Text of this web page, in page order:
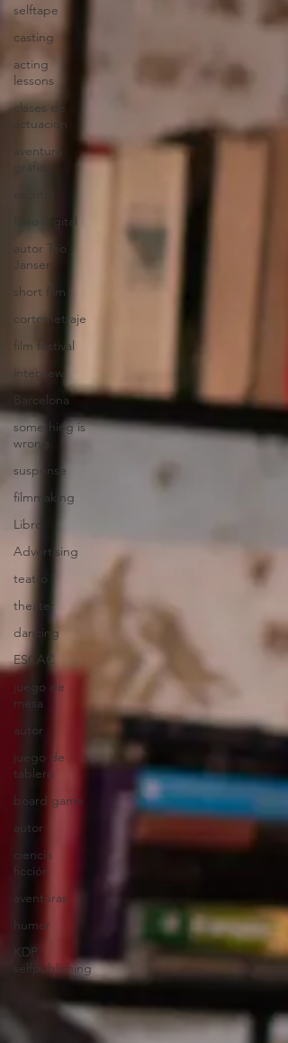
selftape
casting
acting
lessons
clases de
actuacion
aventura
gráfica
libro digital
autor Teo
Jansen
short film
cortometraje
film festival
interview
Barcelona
something is
wrong
suspense
filmmaking
Libro
Advertising
teatro
theater
dancing
ESCAC
juego de
mesa
autor
juego de
tablero
board game
autor
ciencia
ficción
aventuras
humor
KDP
selfpublishing